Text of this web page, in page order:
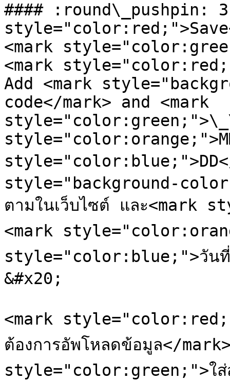
#### :round\_pushpin:
<mark
<mark
Add <mark
code</mark> and <mark
style="color:blue;">DD</
style="background-
ตามในเว็บไซต์ และ<mark
<mark
style="color:blue;">วันที่
&#x20;
<mark
ต้องการอัพโหลดข้อมูล</
style="color:green;">ใส่